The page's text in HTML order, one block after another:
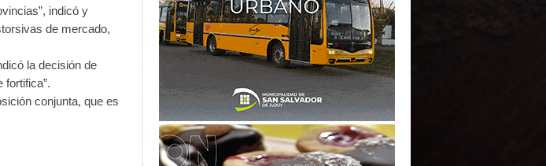
indicó y
de mercado,
la decisión de
fortifica”.
conjunta, que es